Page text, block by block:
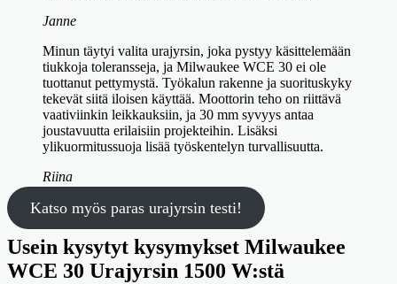
Janne
Minun täytyi valita urajyrsin, joka pystyy käsittelemään
tiukkoja toleransseja, ja Milwaukee WCE 30 ei ole
tuottanut pettymystä. Työkalun rakenne ja suorituskyky
tekevät siitä iloisen käyttää. Moottorin teho on riittävä
vaativiinkin leikkauksiin, ja 30 mm syvyys antaa
joustavuutta erilaisiin projekteihin. Lisäksi
ylikuormitussuoja lisää työskentelyn turvallisuutta.
Riina
Katso myös paras urajyrsin testi!
Usein kysytyt kysymykset Milwaukee
WCE 30 Urajyrsin 1500 W:stä